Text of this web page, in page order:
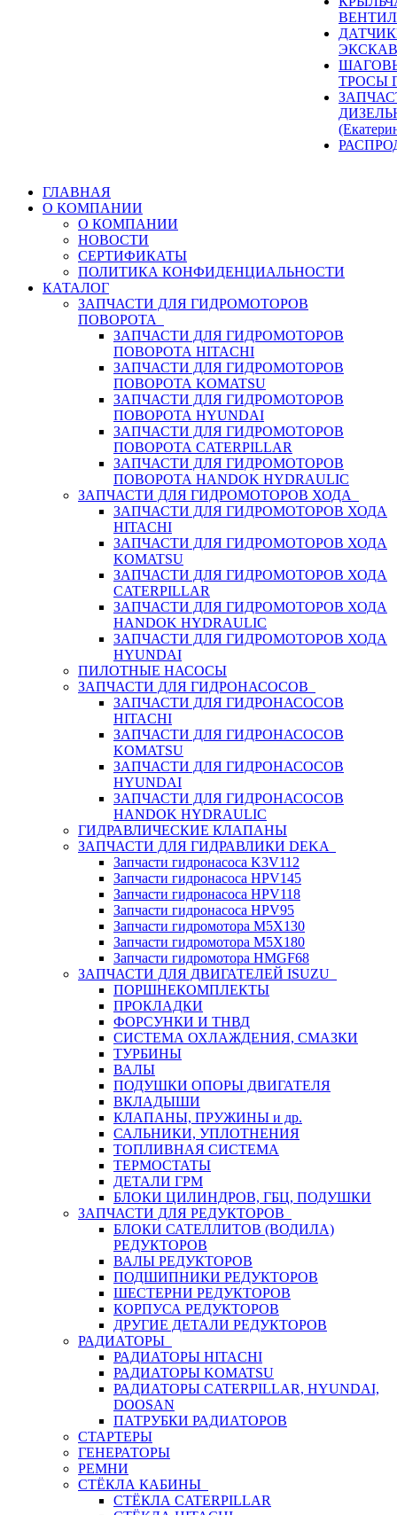
ТРОСЫ
ГЛАВНАЯ
О КОМПАНИИ
О КОМПАНИИ
НОВОСТИ
СЕРТИФИКАТЫ
ПОЛИТИКА КОНФИДЕНЦИАЛЬНОСТИ
КАТАЛОГ
ЗАПЧАСТИ ДЛЯ ГИДРОМОТОРОВ
ПОВОРОТА
ЗАПЧАСТИ ДЛЯ ГИДРОМОТОРОВ
ПОВОРОТА HITACHI
ЗАПЧАСТИ ДЛЯ ГИДРОМОТОРОВ
ПОВОРОТА KOMATSU
ЗАПЧАСТИ ДЛЯ ГИДРОМОТОРОВ
ПОВОРОТА HYUNDAI
ЗАПЧАСТИ ДЛЯ ГИДРОМОТОРОВ
ПОВОРОТА CATERPILLAR
ЗАПЧАСТИ ДЛЯ ГИДРОМОТОРОВ
ПОВОРОТА HANDOK HYDRAULIC
ЗАПЧАСТИ ДЛЯ ГИДРОМОТОРОВ ХОДА
ЗАПЧАСТИ ДЛЯ ГИДРОМОТОРОВ ХОДА
HITACHI
ЗАПЧАСТИ ДЛЯ ГИДРОМОТОРОВ ХОДА
KOMATSU
ЗАПЧАСТИ ДЛЯ ГИДРОМОТОРОВ ХОДА
CATERPILLAR
ЗАПЧАСТИ ДЛЯ ГИДРОМОТОРОВ ХОДА
HANDOK HYDRAULIC
ЗАПЧАСТИ ДЛЯ ГИДРОМОТОРОВ ХОДА
HYUNDAI
ПИЛОТНЫЕ НАСОСЫ
ЗАПЧАСТИ ДЛЯ ГИДРОНАСОСОВ
ЗАПЧАСТИ ДЛЯ ГИДРОНАСОСОВ
HITACHI
ЗАПЧАСТИ ДЛЯ ГИДРОНАСОСОВ
KOMATSU
ЗАПЧАСТИ ДЛЯ ГИДРОНАСОСОВ
HYUNDAI
ЗАПЧАСТИ ДЛЯ ГИДРОНАСОСОВ
HANDOK HYDRAULIC
ГИДРАВЛИЧЕСКИЕ КЛАПАНЫ
ЗАПЧАСТИ ДЛЯ ГИДРАВЛИКИ DEKA
Запчасти гидронасоса K3V112
Запчасти гидронасоса HPV145
Запчасти гидронасоса HPV118
Запчасти гидронасоса HPV95
Запчасти гидромотора M5X130
Запчасти гидромотора M5X180
Запчасти гидромотора HMGF68
ЗАПЧАСТИ ДЛЯ ДВИГАТЕЛЕЙ ISUZU
ПОРШНЕКОМПЛЕКТЫ
ПРОКЛАДКИ
ФОРСУНКИ И ТНВД
СИСТЕМА ОХЛАЖДЕНИЯ, СМАЗКИ
ТУРБИНЫ
ВАЛЫ
ПОДУШКИ ОПОРЫ ДВИГАТЕЛЯ
ВКЛАДЫШИ
КЛАПАНЫ, ПРУЖИНЫ и др.
САЛЬНИКИ, УПЛОТНЕНИЯ
ТОПЛИВНАЯ СИСТЕМА
ТЕРМОСТАТЫ
ДЕТАЛИ ГРМ
БЛОКИ ЦИЛИНДРОВ, ГБЦ, ПОДУШКИ
ЗАПЧАСТИ ДЛЯ РЕДУКТОРОВ
БЛОКИ САТЕЛЛИТОВ (ВОДИЛА)
РЕДУКТОРОВ
ВАЛЫ РЕДУКТОРОВ
ПОДШИПНИКИ РЕДУКТОРОВ
ШЕСТЕРНИ РЕДУКТОРОВ
КОРПУСА РЕДУКТОРОВ
ДРУГИЕ ДЕТАЛИ РЕДУКТОРОВ
РАДИАТОРЫ
РАДИАТОРЫ HITACHI
РАДИАТОРЫ KOMATSU
РАДИАТОРЫ CATERPILLAR, HYUNDAI,
DOOSAN
ПАТРУБКИ РАДИАТОРОВ
СТАРТЕРЫ
ГЕНЕРАТОРЫ
РЕМНИ
СТЁКЛА КАБИНЫ
СТЁКЛА CATERPILLAR